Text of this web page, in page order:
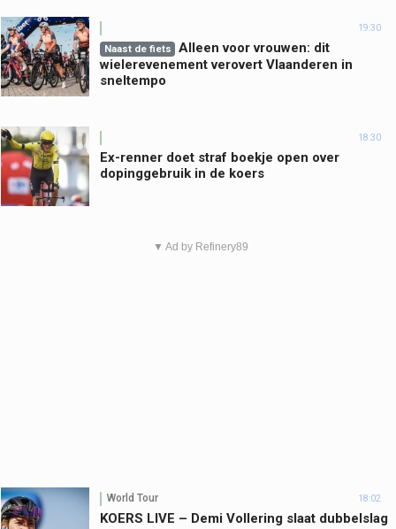
19:30
Naast de fiets
Alleen voor vrouwen: dit
wielerevenement verovert Vlaanderen in
sneltempo
18:30
Ex-renner doet straf boekje open over
dopinggebruik in de koers
▼ Ad by Refinery89
World Tour 18:02
KOERS LIVE – Demi Vollering slaat dubbelslag